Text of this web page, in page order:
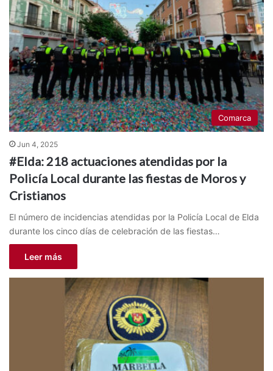
Comarca
Jun 4, 2025
#Elda: 218 actuaciones atendidas por la
Policía Local durante las fiestas de Moros y
Cristianos
El número de incidencias atendidas por la Policía Local de Elda
durante los cinco días de celebración de las fiestas…
Leer más